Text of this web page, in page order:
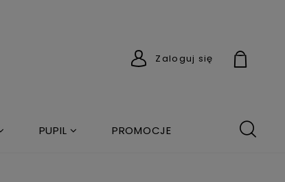
Zaloguj się
PUPIL PROMOCJE